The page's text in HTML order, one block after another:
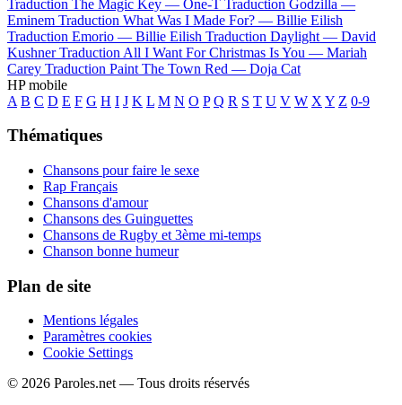
Traduction The Magic Key — One-T Traduction Godzilla —
Eminem Traduction What Was I Made For? — Billie Eilish
Traduction Emorio — Billie Eilish Traduction Daylight — David
Kushner Traduction All I Want For Christmas Is You — Mariah
Carey Traduction Paint The Town Red — Doja Cat
HP mobile
A B C D E F G H I J K L M N O P Q R S T U V W X Y Z 0-9
Thématiques
Chansons pour faire le sexe
Rap Français
Chansons d'amour
Chansons des Guinguettes
Chansons de Rugby et 3ème mi-temps
Chanson bonne humeur
Plan de site
Mentions légales
Paramètres cookies
Cookie Settings
© 2026 Paroles.net — Tous droits réservés